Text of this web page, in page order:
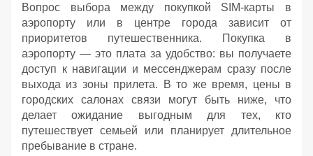
Вопрос выбора между покупкой SIM-карты в
аэропорту или в центре города зависит от
приоритетов путешественника. Покупка в
аэропорту — это плата за удобство: вы получаете
доступ к навигации и мессенджерам сразу после
выхода из зоны прилета. В то же время, цены в
городских салонах связи могут быть ниже, что
делает ожидание выгодным для тех, кто
путешествует семьей или планирует длительное
пребывание в стране.